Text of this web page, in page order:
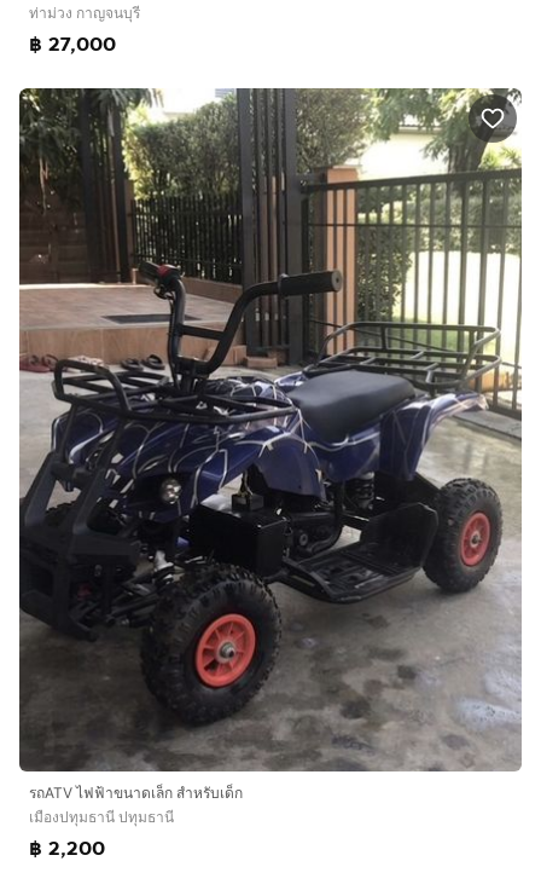
ท่าม่วง กาญจนบุรี
฿ 27,000
รถATV ไฟฟ้าขนาดเล็ก สำหรับเด็ก
เมืองปทุมธานี ปทุมธานี
฿ 2,200